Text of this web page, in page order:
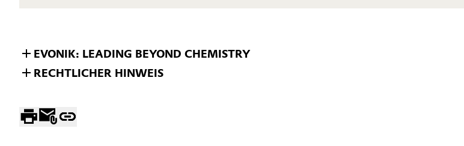
Lubricants & Lubricant Additives
Medical Devices
EVONIK: LEADING BEYOND CHEMISTRY
RECHTLICHER HINWEIS